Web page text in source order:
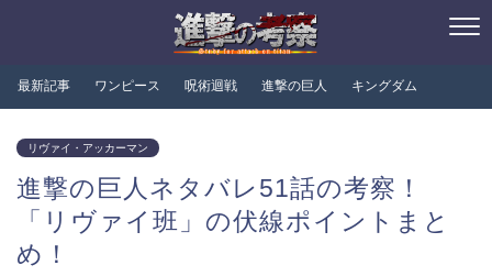
最新記事 ワンピース 呪術迴戦 進撃の巨人 キングダム
リヴァイ・アッカーマン
進撃の巨人ネタバレ51話の考察！
「リヴァイ班」の伏線ポイントまと
め！